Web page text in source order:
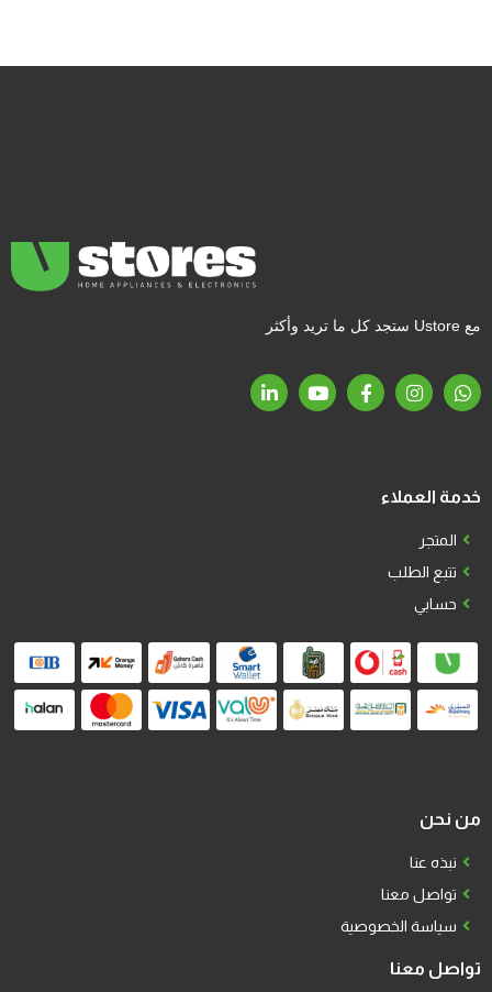
مع Ustore ستجد كل ما تريد وأكثر
خدمة العملاء
المتجر
تتبع الطلب
حسابي
من نحن
نبذه عنا
تواصل معنا
سياسة الخصوصية
تواصل معنا